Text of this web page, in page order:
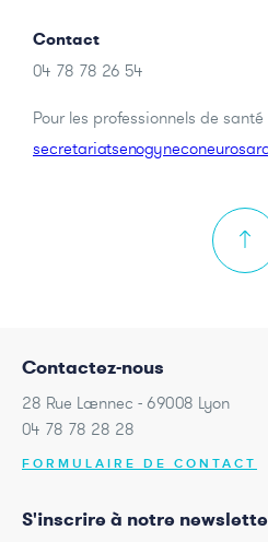
Contact
04 78 78 26 54
Pour les professionnels de
Contactez-nous
28 Rue Laennec - 69008 Lyon
04 78 78 28 28
FORMULAIRE DE CONTACT
S'inscrire à notre